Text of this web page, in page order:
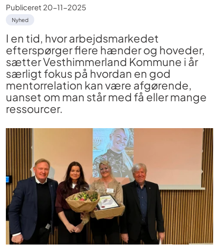
Publiceret 20-11-2025
Nyhed
I en tid, hvor arbejdsmarkedet
efterspørger flere hænder og hoveder,
sætter Vesthimmerland Kommune i år
særligt fokus på hvordan en god
mentorrelation kan være afgørende,
uanset om man står med få eller mange
ressourcer.